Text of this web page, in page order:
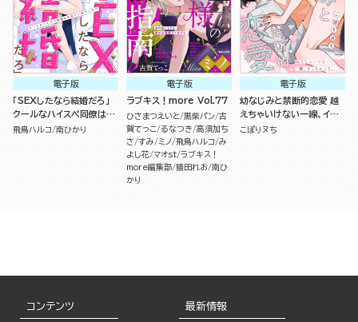
電子版
「SEXしたなら結婚だろ」
クールなハイスペ同僚は執
着ヤバ男でした!?（分冊
飛鳥ハルコ 南ひかり
電子版
ラブキス！more Vol.77
ひさまつえいと 黒柴パン 古
賀てっこ
るなつき 高須加ち
さ すみ ミノ 飛鳥ハルコ み
よし花 マオst ラブキス！
more編集部 猫田れお 南ひ
かり
電子版
幼なじみと禁断的恋愛 越
えちゃいけない一線、イっ
ちゃって… （2）
こぽりヌち
コンテンツ 最新情報